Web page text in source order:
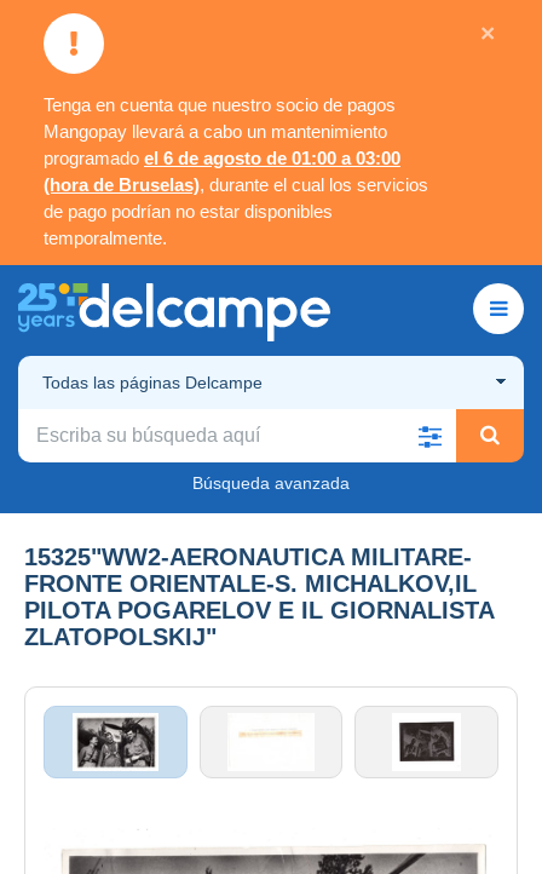
Tenga en cuenta que nuestro socio de pagos
Mangopay llevará a cabo un mantenimiento
programado el 6 de agosto de 01:00 a 03:00
(hora de Bruselas), durante el cual los servicios
de pago podrían no estar disponibles
temporalmente.
×
Todas las páginas Delcampe
Búsqueda avanzada
15325"WW2-AERONAUTICA MILITARE-
FRONTE ORIENTALE-S. MICHALKOV,IL
PILOTA POGARELOV E IL GIORNALISTA
ZLATOPOLSKIJ"